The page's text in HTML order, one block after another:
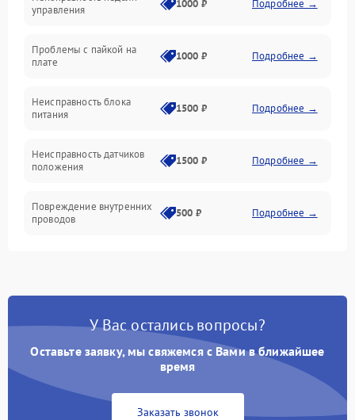
управления
1000 ₽ Подробнее →
Проблемы с пайкой на
плате
1000 ₽ Подробнее →
Неисправность блока
питания
1500 ₽ Подробнее →
Неисправность датчиков
положения
1500 ₽ Подробнее →
Повреждение внутренних
проводов
500 ₽ Подробнее →
У Вас остались вопросы?
Оставьте заявку, мы свяжемся с Вами в ближайшее
время
Заказать звонок